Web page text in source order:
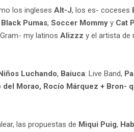
los ingleses Alt-J, los es- coceses
Black Pumas, Soccer Mommy y Cat
my latinos Alizzz y el artista de
Luchando, Baiuca: Live Band,
Morao, Rocío Márquez + Bron-
las propuestas de Miqui Puig,